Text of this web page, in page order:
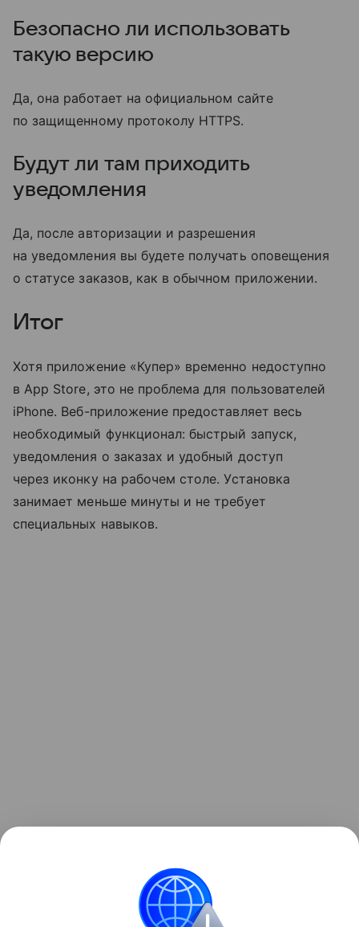
Безопасно ли использовать
такую версию
Да, она работает на официальном сайте
по защищенному протоколу HTTPS.
Будут ли там приходить
уведомления
Да, после авторизации и разрешения
на уведомления вы будете получать оповещения
о статусе заказов, как в обычном приложении.
Итог
Хотя приложение «Купер» временно недоступно
в App Store, это не проблема для пользователей
iPhone. Веб-приложение предоставляет весь
необходимый функционал: быстрый запуск,
уведомления о заказах и удобный доступ
через иконку на рабочем столе. Установка
занимает меньше минуты и не требует
специальных навыков.
Просто откройте Safari, перейдите на web.kuper.ru,
добавьте сайт на экран «Домой» — и вы снова
можете заказывать доставку с «Купером» в один